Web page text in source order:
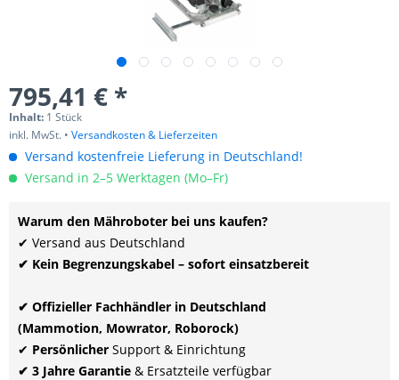
795,41 € *
Inhalt: 1 Stück
inkl. MwSt. • Versandkosten & Lieferzeiten
Versand kostenfreie Lieferung in Deutschland!
Versand in 2–5 Werktagen (Mo–Fr)
Warum den Mähroboter bei uns kaufen?
✔ Versand aus Deutschland
✔ Kein Begrenzungskabel – sofort einsatzbereit
✔ Offizieller Fachhändler in Deutschland
(Mammotion, Mowrator, Roborock)
✔ Persönlicher Support & Einrichtung
✔ 3 Jahre Garantie & Ersatzteile verfügbar